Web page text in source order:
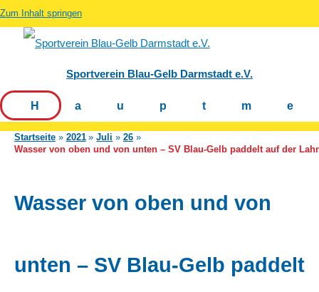
Zum Inhalt springen
Sportverein Blau-Gelb Darmstadt e.V.
Startseite 2021 Juli
26
Wasser von oben und von unten – SV Blau-Gelb paddelt auf der
Wasser von oben und von
unten – SV Blau-Gelb paddelt